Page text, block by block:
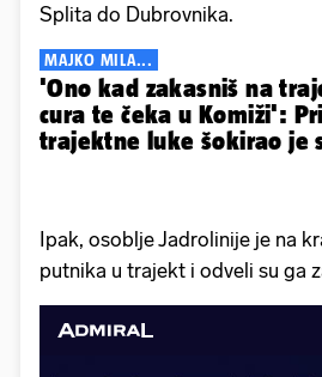
Splita do Dubrovnika.
MAJKO MILA...
'Ono kad zakasniš na
cura te čeka u Komiži':
trajektne luke šokirao je
Ipak, osoblje Jadrolinije je na
putnika u trajekt i odveli su ga